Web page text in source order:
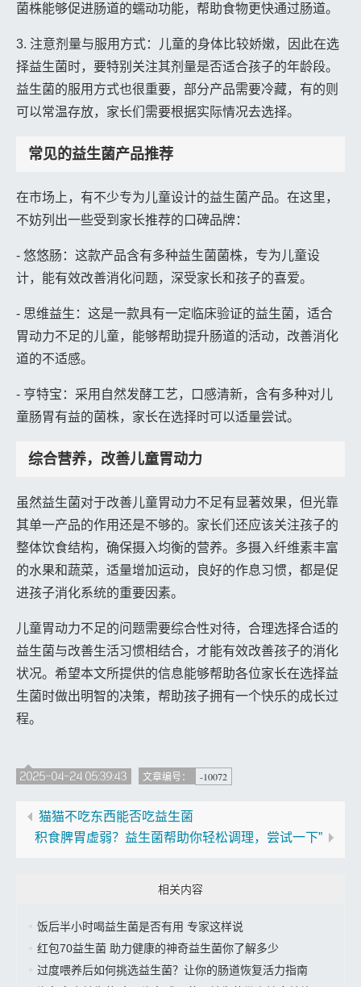
菌株能够促进肠道的蠕动功能，帮助食物更快通过肠道。
3. 注意剂量与服用方式：儿童的身体比较娇嫩，因此在选
择益生菌时，要特别关注其剂量是否适合孩子的年龄段。
益生菌的服用方式也很重要，部分产品需要冷藏，有的则
可以常温存放，家长们需要根据实际情况去选择。
常见的益生菌产品推荐
在市场上，有不少专为儿童设计的益生菌产品。在这里，
不妨列出一些受到家长推荐的口碑品牌：
- 悠悠肠：这款产品含有多种益生菌菌株，专为儿童设
计，能有效改善消化问题，深受家长和孩子的喜爱。
- 思维益生：这是一款具有一定临床验证的益生菌，适合
胃动力不足的儿童，能够帮助提升肠道的活动，改善消化
道的不适感。
- 亨特宝：采用自然发酵工艺，口感清新，含有多种对儿
童肠胃有益的菌株，家长在选择时可以适量尝试。
综合营养，改善儿童胃动力
虽然益生菌对于改善儿童胃动力不足有显著效果，但光靠
其单一产品的作用还是不够的。家长们还应该关注孩子的
整体饮食结构，确保摄入均衡的营养。多摄入纤维素丰富
的水果和蔬菜，适量增加运动，良好的作息习惯，都是促
进孩子消化系统的重要因素。
儿童胃动力不足的问题需要综合性对待，合理选择合适的
益生菌与改善生活习惯相结合，才能有效改善孩子的消化
状况。希望本文所提供的信息能够帮助各位家长在选择益
生菌时做出明智的决策，帮助孩子拥有一个快乐的成长过
程。
2025-04-24 05:39:43 文章编号： -10072
猫猫不吃东西能否吃益生菌
积食脾胃虚弱？益生菌帮助你轻松调理，尝试一下”
相关内容
饭后半小时喝益生菌是否有用 专家这样说
红包70益生菌 助力健康的神奇益生菌你了解多少
过度喂养后如何挑选益生菌？让你的肠道恢复活力指南